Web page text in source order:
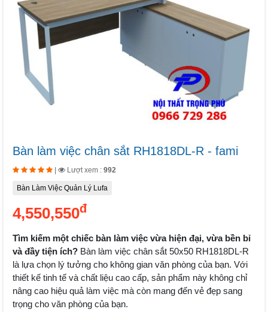
Bàn làm việc chân sắt RH1818DL-R - fami
| Lượt xem : 992
Bàn Làm Việc Quản Lý Lufa
4,550,550đ
Tìm kiếm một chiếc bàn làm việc vừa hiện đại, vừa bền bỉ
và đầy tiện ích? Bàn làm việc chân sắt 50x50 RH1818DL-R
là lựa chọn lý tưởng cho không gian văn phòng của bạn. Với
thiết kế tinh tế và chất liệu cao cấp, sản phẩm này không chỉ
nâng cao hiệu quả làm việc mà còn mang đến vẻ đẹp sang
trọng cho văn phòng của bạn.